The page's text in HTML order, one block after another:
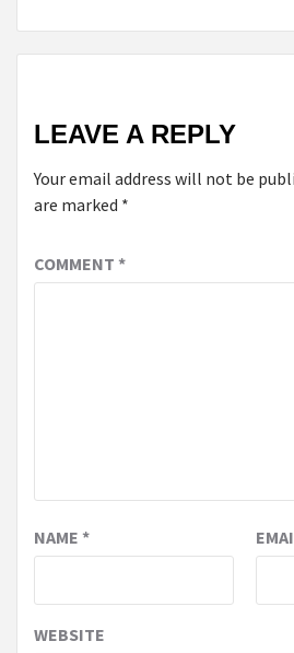
LEAVE A REPLY
Your email address will not be
are marked *
COMMENT *
NAME *
WEBSITE